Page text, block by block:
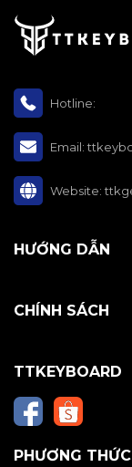
Hotline:
Email:
Website:
HƯỚNG DẪN
CHÍNH SÁCH
TTKEYBOARD
PHƯƠNG